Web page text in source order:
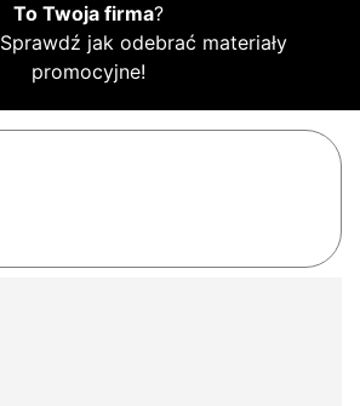
To Twoja firma?
Sprawdź jak odebrać materiały
promocyjne!